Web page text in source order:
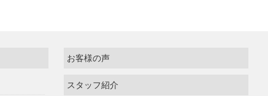
お客様の声
スタッフ紹介